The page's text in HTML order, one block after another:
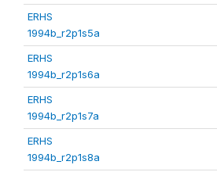
ERHS
1994b_r2p1s5a
ERHS
1994b_r2p1s6a
ERHS
1994b_r2p1s7a
ERHS
1994b_r2p1s8a